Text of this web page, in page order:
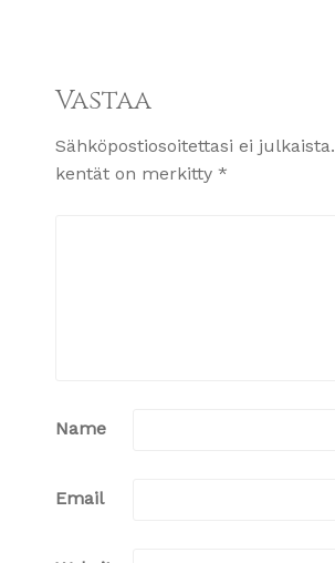
Vastaa
Sähköpostiosoitettasi ei julkaista.
kentät on merkitty *
Name
Email